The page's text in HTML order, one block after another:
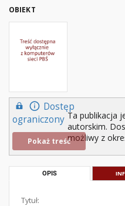
OBIEKT
Dostęp
ograniczony
Pokaż treść
Ta publikacja
autorskim.
możliwy z
OPIS
Tytuł: